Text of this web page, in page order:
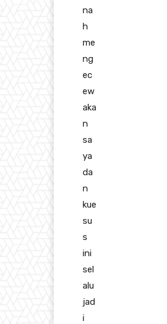
na
h
me
ng
ec
ew
aka
n
sa
ya
da
n
kue
su
s
ini
sel
alu
jad
i